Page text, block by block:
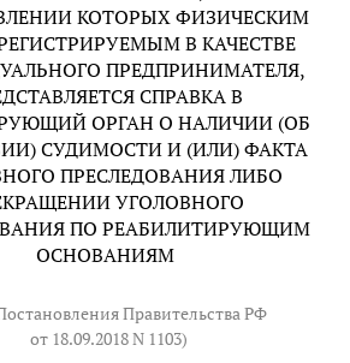
КОТОРЫХ ФИЗИЧЕСКИМ
В КАЧЕСТВЕ
ПРЕДПРИНИМАТЕЛЯ,
СПРАВКА В
ОРГАН О НАЛИЧИИ (ОБ
СУДИМОСТИ И (ИЛИ) ФАКТА
ПРЕСЛЕДОВАНИЯ ЛИБО
УГОЛОВНОГО
ПО РЕАБИЛИТИРУЮЩИМ
ОСНОВАНИЯМ
Правительства РФ
от 18.09.2018 N 1103)